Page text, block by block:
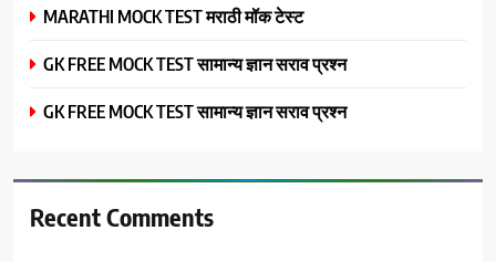
MARATHI MOCK TEST मराठी मॉक टेस्ट
GK FREE MOCK TEST सामान्य ज्ञान सराव प्रश्न
GK FREE MOCK TEST सामान्य ज्ञान सराव प्रश्न
Recent Comments